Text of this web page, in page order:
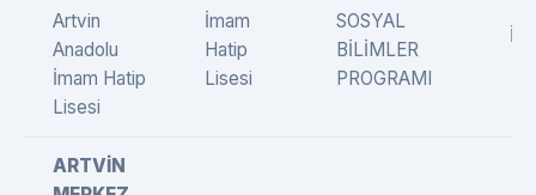
Artvin
Anadolu
İmam Hatip
Lisesi
İmam
Hatip
Lisesi
SOSYAL
BİLİMLER
PROGRAMI
ARTVİN